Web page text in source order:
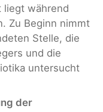
liegt während
Zu Beginn nimmt
Stelle, die
und die
untersucht
der